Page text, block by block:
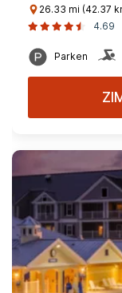
26.33 mi (42.37
4.69
Parken